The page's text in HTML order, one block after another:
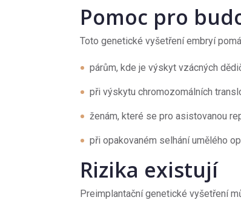
Pomoc pro
Toto genetické vyšetření embryí
párům, kde je výskyt vzácných
při výskytu chromozomálních
ženám, které se pro asistovanou
při opakovaném selhání umělého
Rizika existují
Preimplantační genetické vyšetření